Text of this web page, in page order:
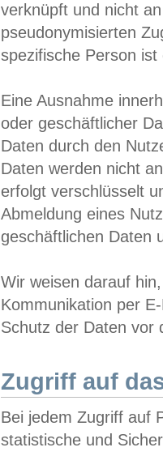
verknüpft und nicht
pseudonymisierten
spezifische Person
Eine Ausnahme
oder geschäftlicher
Daten durch den
Daten werden nicht
erfolgt verschlüsselt
Abmeldung eines
geschäftlichen Daten
Wir weisen darauf
Kommunikation per
Schutz der Daten vor
Zugriff auf
Bei jedem Zugriff auf
statistische und